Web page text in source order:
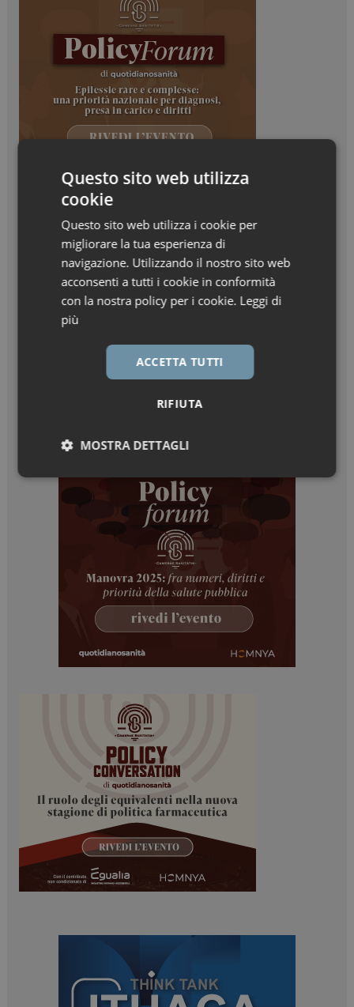
Questo sito web utilizza
cookie
Questo sito web utilizza i cookie per
migliorare la tua esperienza di
navigazione. Utilizzando il nostro sito web
acconsenti a tutti i cookie in conformità
con la nostra policy per i cookie. Leggi di
più
ACCETTA TUTTI
RIFIUTA
MOSTRA DETTAGLI
Necessari Marketing
Necessari Marketing
I cookie necessari contribuiscono a rendere fruibile il
sito web abilitandone funzionalità di base quali la
protette del sito. Il sito web non è in grado di
funzionare correttamente senza questi cookie.